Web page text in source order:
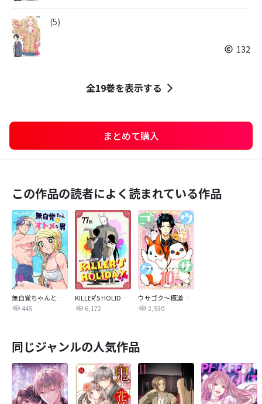
(5)
132
全19巻を表示する
まとめて購入
この作品の読者によく読まれている作品
無自覚ちゃんとオトメな男【連載版】
445
KILLER'S HOLIDAY【単話版】
6,172
ウサゴク～極道、ウサギも極めます～
2,530
同じジャンルの人気作品